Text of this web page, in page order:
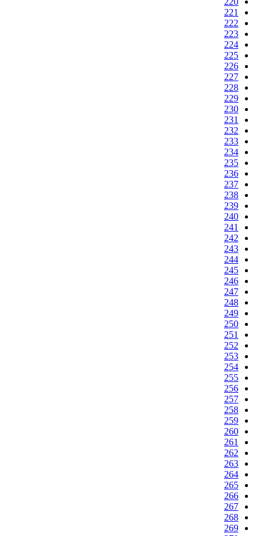
221
222
223
224
225
226
227
228
229
230
231
232
233
234
235
236
237
238
239
240
241
242
243
244
245
246
247
248
249
250
251
252
253
254
255
256
257
258
259
260
261
262
263
264
265
266
267
268
269